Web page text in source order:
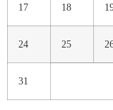
17 18
24 25
31